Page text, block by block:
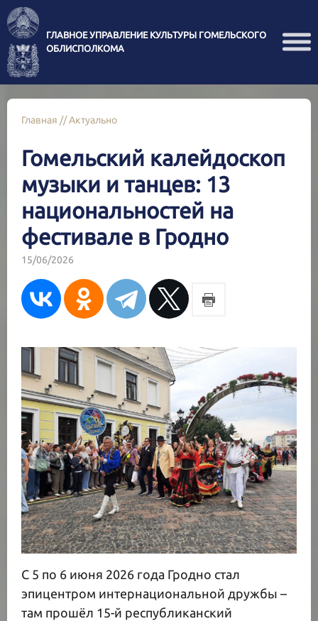
ГЛАВНОЕ УПРАВЛЕНИЕ КУЛЬТУРЫ ГОМЕЛЬСКОГО
ОБЛИСПОЛКОМА
Главная //Актуально
Гомельский калейдоскоп
музыки и танцев: 13
национальностей на
фестивале в Гродно
15/06/2026
С 5 по 6 июня 2026 года Гродно стал
эпицентром интернациональной дружбы –
там прошёл 15-й республиканский